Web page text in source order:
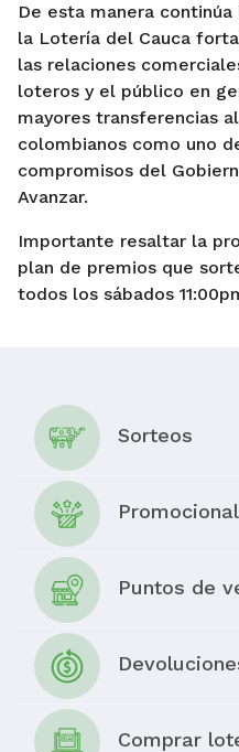
De esta manera
la Lotería del Cauca
las relaciones
loteros y el público en
mayores transferencias
colombianos como uno
compromisos del
Avanzar.
Importante resaltar la
plan de premios que
todos los sábados
Sorteos
Puntos de
Comprar